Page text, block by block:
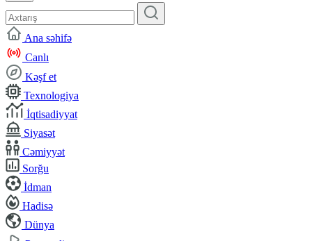
Ana səhifə
Canlı
Kəşf et
Texnologiya
İqtisadiyyat
Siyasət
Cəmiyyət
Sorğu
İdman
Hadisə
Dünya